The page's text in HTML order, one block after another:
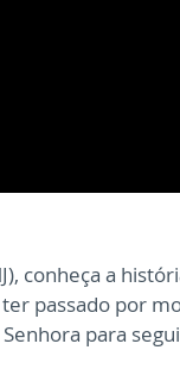
conheça a
passado por
para